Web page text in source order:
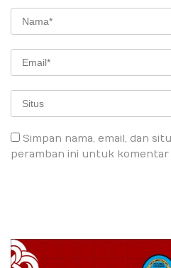
Simpan nama, email, dan
peramban ini untuk komentar